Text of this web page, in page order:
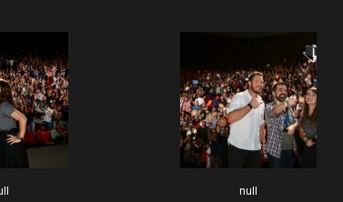
null